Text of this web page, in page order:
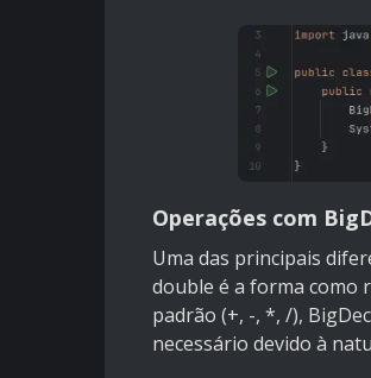
Operações com
Uma das principais
double é a forma como
padrão (+, -, *, /),
necessário devido à